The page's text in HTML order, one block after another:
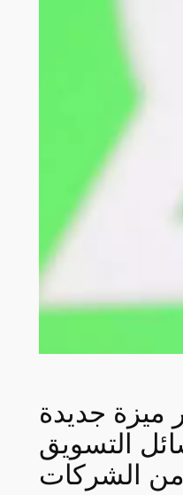
ميزة جديدة
التسويق
الشركات